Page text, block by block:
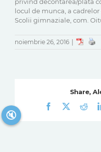
locul de munca, a
Scolii gimnaziale, com.
noiembrie 26, 2016
Share,
Facebook
🔇